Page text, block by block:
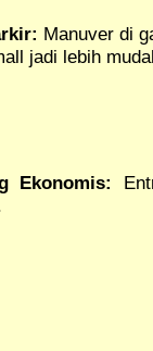
Manuver di
jadi lebih
Ekonomis: